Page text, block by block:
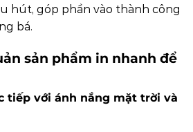
hút, góp phần vào thành công
bá.
sản phẩm in nhanh để
tiếp với ánh nắng mặt trời và